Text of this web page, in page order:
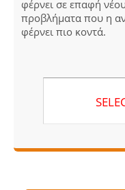
φέρνει σε επαφή
προβλήματα που η
φέρνει πιο κοντά.